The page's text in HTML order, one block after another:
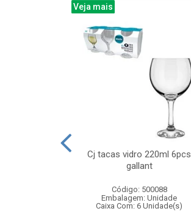
Veja mais
Cj tacas vidro 220ml 6pcs
gallant
Código: 500088
Embalagem: Unidade
Caixa Com: 6 Unidade(s)